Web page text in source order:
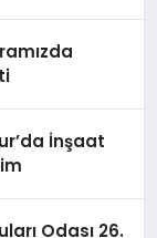
İnşaat
Odası 26.